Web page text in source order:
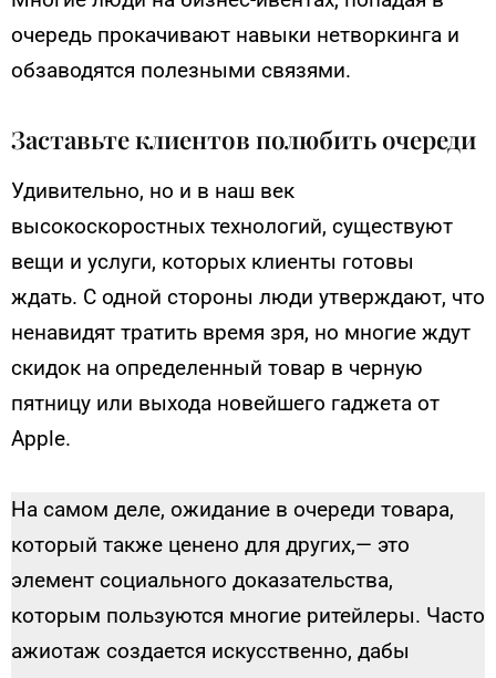
очередь прокачивают навыки нетворкинга и
обзаводятся полезными связями.
Заставьте клиентов полюбить очереди
Удивительно, но и в наш век
высокоскоростных технологий, существуют
вещи и услуги, которых клиенты готовы
ждать. С одной стороны люди утверждают, что
ненавидят тратить время зря, но многие ждут
скидок на определенный товар в черную
пятницу или выхода новейшего гаджета от
Apple.
На самом деле, ожидание в очереди товара,
который также ценено для других,— это
элемент социального доказательства,
которым пользуются многие ритейлеры. Часто
ажиотаж создается искусственно, дабы